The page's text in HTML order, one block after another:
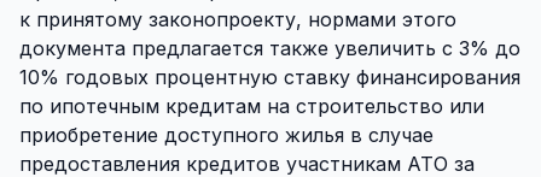
к принятому законопроекту, нормами этого
документа предлагается также увеличить с 3% до
10% годовых процентную ставку финансирования
по ипотечным кредитам на строительство или
приобретение доступного жилья в случае
предоставления кредитов участникам АТО за